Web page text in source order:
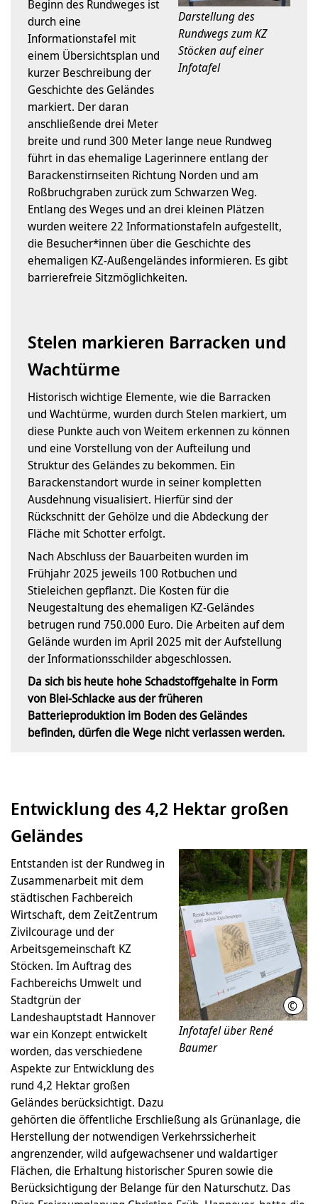
Darstellung des
Rundwegs zum KZ
Stöcken auf einer
Infotafel
Beginn des Rundweges ist
durch eine
Informationstafel mit
einem Übersichtsplan und
kurzer Beschreibung der
Geschichte des Geländes
markiert. Der daran
anschließende drei Meter
breite und rund 300 Meter lange neue Rundweg
führt in das ehemalige Lagerinnere entlang der
Barackenstirnseiten Richtung Norden und am
Roßbruchgraben zurück zum Schwarzen Weg.
Entlang des Weges und an drei kleinen Plätzen
wurden weitere 22 Informationstafeln aufgestellt,
die Besucher*innen über die Geschichte des
ehemaligen KZ-Außengeländes informieren. Es gibt
barrierefreie Sitzmöglichkeiten.
Stelen markieren Barracken und
Wachtürme
Historisch wichtige Elemente, wie die Barracken
und Wachtürme, wurden durch Stelen markiert, um
diese Punkte auch von Weitem erkennen zu können
und eine Vorstellung von der Aufteilung und
Struktur des Geländes zu bekommen. Ein
Barackenstandort wurde in seiner kompletten
Ausdehnung visualisiert. Hierfür sind der
Rückschnitt der Gehölze und die Abdeckung der
Fläche mit Schotter erfolgt.
Nach Abschluss der Bauarbeiten wurden im
Frühjahr 2025 jeweils 100 Rotbuchen und
Stieleichen gepflanzt. Die Kosten für die
Neugestaltung des ehemaligen KZ-Geländes
betrugen rund 750.000 Euro. Die Arbeiten auf dem
Gelände wurden im April 2025 mit der Aufstellung
der Informationsschilder abgeschlossen.
Da sich bis heute hohe Schadstoffgehalte in Form
von Blei-Schlacke aus der früheren
Batterieproduktion im Boden des Geländes
befinden, dürfen die Wege nicht verlassen werden.
Entwicklung des 4,2 Hektar großen
Geländes
© LHH
Infotafel über René
Baumer
Entstanden ist der Rundweg in
Zusammenarbeit mit dem
städtischen Fachbereich
Wirtschaft, dem ZeitZentrum
Zivilcourage und der
Arbeitsgemeinschaft KZ
Stöcken. Im Auftrag des
Fachbereichs Umwelt und
Stadtgrün der
Landeshauptstadt Hannover
war ein Konzept entwickelt
worden, das verschiedene
Aspekte zur Entwicklung des
rund 4,2 Hektar großen
Geländes berücksichtigt. Dazu
gehörten die öffentliche Erschließung als Grünanlage, die
Herstellung der notwendigen Verkehrssicherheit
angrenzender, wild aufgewachsener und waldartiger
Flächen, die Erhaltung historischer Spuren sowie die
Berücksichtigung der Belange für den Naturschutz. Das